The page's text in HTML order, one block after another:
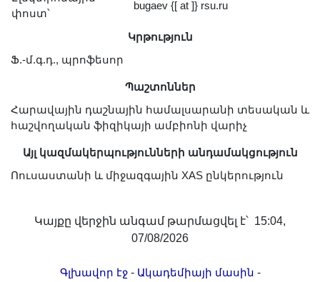
Վեբ ռեսուրսներ
Հրապարակումներ
Ազդեր
Հոբելյաններ
Նորություններ
Գիտական արդյունքներ
Սփյուռքի գիտնականները
փոստ՝
bugaev {[ at ]} rsu.ru
Կրթություն
Ֆ.-մ.գ.դ., պրոֆեսոր
Պաշտոններ
Հարավային դաշնային համալսարանի տեսական և
հաշվողական ֆիզիկայի ամբիոնի վարիչ
Այլ կազմակերպությունների անդամակցություն
Ոուսաստանի և միջազգային XAS ընկերություն
Կայքը վերջին անգամ թարմացվել է՝ 15:04,
07/08/2026
Գլխավոր էջ- Ակադեմիայի մասին -